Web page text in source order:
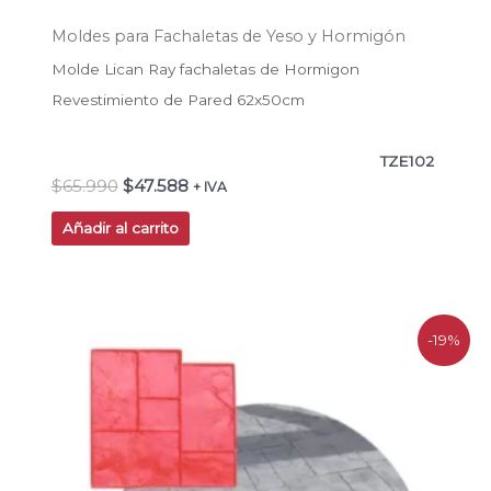
Moldes para Fachaletas de Yeso y Hormigón
Molde Lican Ray fachaletas de Hormigon
Revestimiento de Pared 62x50cm
TZE102
$65.990 $47.588 + IVA
Añadir al carrito
-19%
precio
original
era:
actual
es:
$92.400.